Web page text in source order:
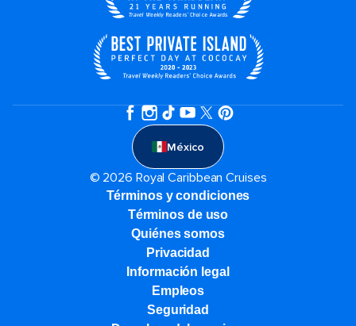
México
© 2026 Royal Caribbean Cruises
Términos y condiciones
Términos de uso
Quiénes somos
Privacidad
Información legal
Empleos
Seguridad